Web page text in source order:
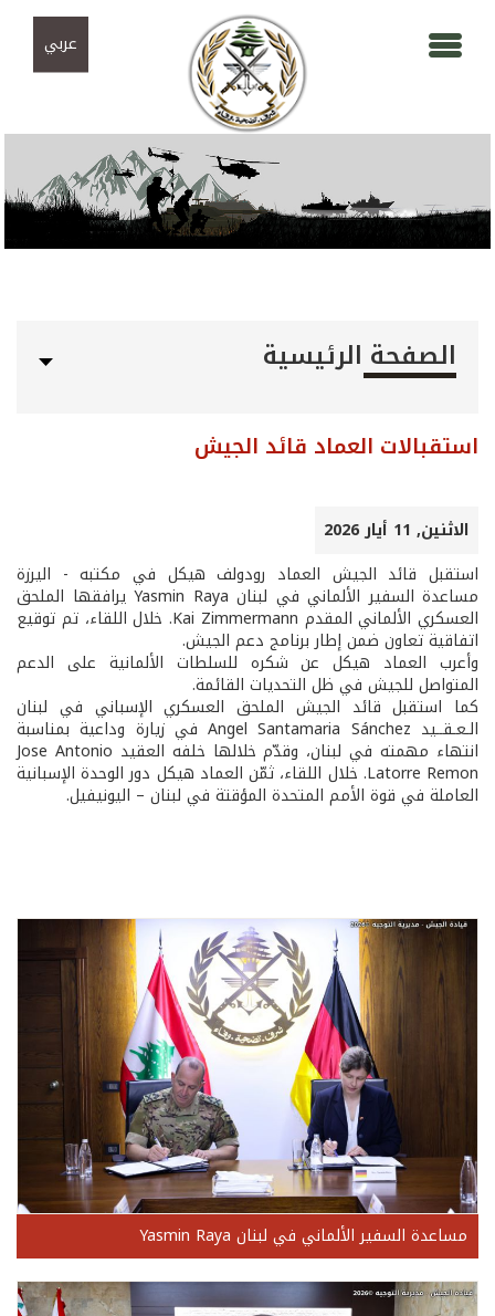
عربي
الصفحة الرئيسية
استقبالات العماد قائد الجيش
الاثنين, 11 أيار 2026
استقبل قائد الجيش العماد رودولف هيكل في مكتبه - اليرزة
مساعدة السفير الألماني في لبنان Yasmin Raya يرافقها الملحق
العسكري الألماني المقدم Kai Zimmermann. خلال اللقاء، تم توقيع
اتفاقية تعاون ضمن إطار برنامج دعم الجيش.
وأعرب العماد هيكل عن شكره للسلطات الألمانية على الدعم
المتواصل للجيش في ظل التحديات القائمة.
كما استقبل قائد الجيش الملحق العسكري الإسباني في لبنان
الـعـقــيد Angel Santamaria Sánchez في زيارة وداعية بمناسبة
انتهاء مهمته في لبنان، وقدّم خلالها خلفه العقيد Jose Antonio
Latorre Remon. خلال اللقاء، ثمّن العماد هيكل دور الوحدة الإسبانية
العاملة في قوة الأمم المتحدة المؤقتة في لبنان – اليونيفيل.
مساعدة السفير الألماني في لبنان Yasmin Raya